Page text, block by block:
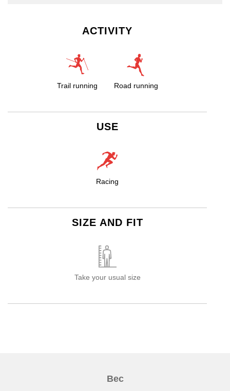
ACTIVITY
Trail running Road running
USE
Racing
SIZE AND FIT
Take your usual size
Вес